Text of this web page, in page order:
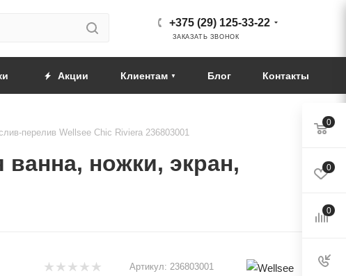
+375 (29) 125-33-22
ЗАКАЗАТЬ ЗВОНОК
Акции Клиентам Блог Контакты
перелив Wellsee Chic Riviera 236803001
ножки, экран,
Артикул: 236803001
0
0
0